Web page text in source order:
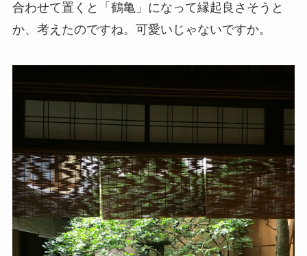
合わせて置くと「鶴亀」になって縁起良さそうと
か、考えたのですね。可愛いじゃないですか。